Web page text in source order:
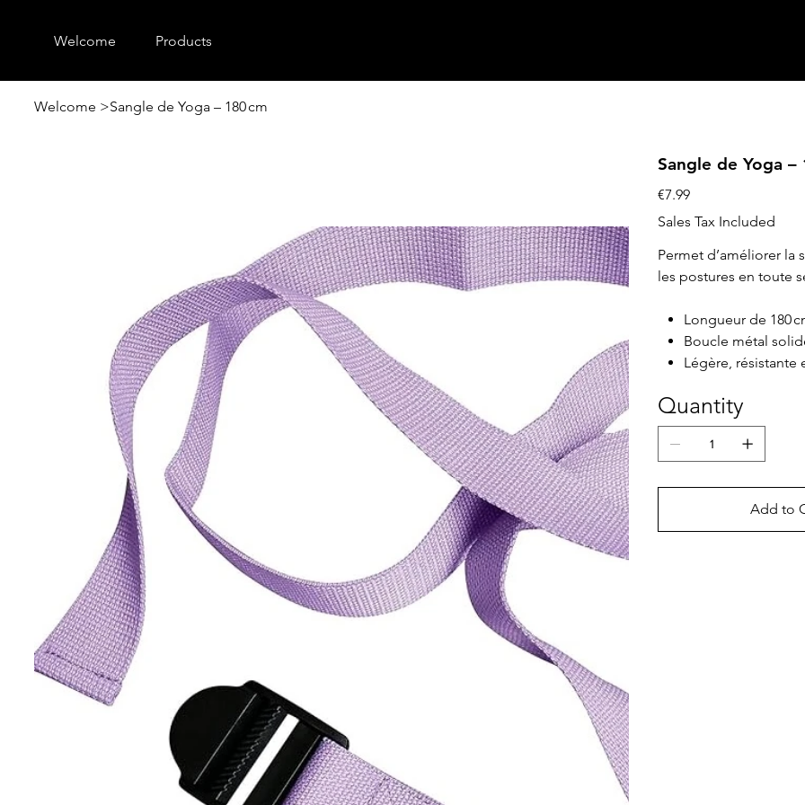
Welcome Products
Welcome >Sangle de Yoga – 180 cm
Sangle de Yoga –
Price
€7.99
Sales Tax Included
Permet d’améliorer
les postures en toute
Longueur de 180
Boucle métal
Légère, résistante
Quantity
Add to